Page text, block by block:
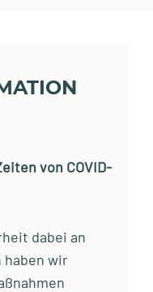
von COVID-
dabei an
haben wir